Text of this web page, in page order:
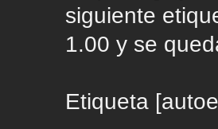
siguiente
1.00 y se
Etiqueta